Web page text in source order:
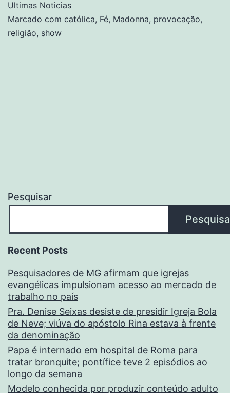
Ultimas Noticias
Marcado com católica, Fé, Madonna, provocação,
religião, show
Pesquisar
Recent Posts
Pesquisadores de MG afirmam que igrejas
evangélicas impulsionam acesso ao mercado de
trabalho no país
Pra. Denise Seixas desiste de presidir Igreja Bola
de Neve; viúva do apóstolo Rina estava à frente
da denominação
Papa é internado em hospital de Roma para
tratar bronquite; pontífice teve 2 episódios ao
longo da semana
Modelo conhecida por produzir conteúdo adulto